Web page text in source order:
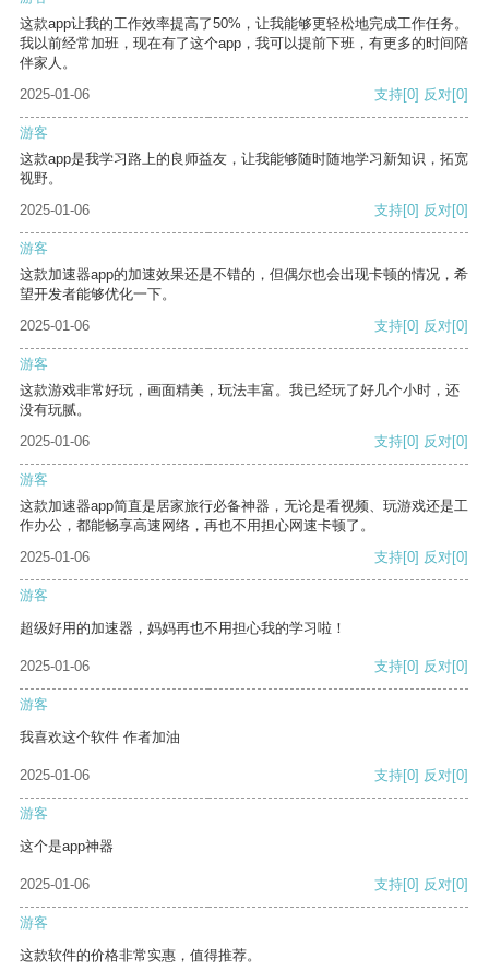
这款app让我的工作效率提高了50%，让我能够更轻松地完成工作任务。
我以前经常加班，现在有了这个app，我可以提前下班，有更多的时间陪
伴家人。
2025-01-06
支持[0] 反对[0]
游客
这款app是我学习路上的良师益友，让我能够随时随地学习新知识，拓宽
视野。
2025-01-06
支持[0] 反对[0]
游客
这款加速器app的加速效果还是不错的，但偶尔也会出现卡顿的情况，希
望开发者能够优化一下。
2025-01-06
支持[0] 反对[0]
游客
这款游戏非常好玩，画面精美，玩法丰富。我已经玩了好几个小时，还
没有玩腻。
2025-01-06
支持[0] 反对[0]
游客
这款加速器app简直是居家旅行必备神器，无论是看视频、玩游戏还是工
作办公，都能畅享高速网络，再也不用担心网速卡顿了。
2025-01-06
支持[0] 反对[0]
游客
超级好用的加速器，妈妈再也不用担心我的学习啦！
2025-01-06 支持[0] 反对[0]
游客
我喜欢这个软件 作者加油
2025-01-06 支持[0] 反对[0]
游客
这个是app神器
2025-01-06 支持[0] 反对[0]
游客
这款软件的价格非常实惠，值得推荐。